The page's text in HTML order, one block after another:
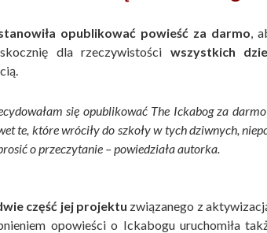
opublikować powieść za darmo ,
dla rzeczywistości wszystkich
się opublikować The Ickabog za
te, które wróciły do szkoły w tych dziwnych,
o przeczytanie – powiedziała autorka.
część jej projektu związanego z
opowieści o Ickabogu uruchomiła